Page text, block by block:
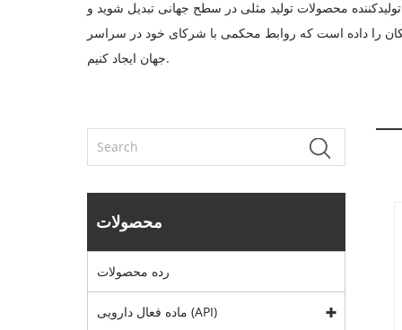
محصولات تولید مثلی در سطح جهانی تبدیل شوید و
را داده است که روابط محکمی با شرکای خود در سراسر
جهان ایجاد کنیم.
محصولات
رده محصولات
ماده فعال دارویی (API)